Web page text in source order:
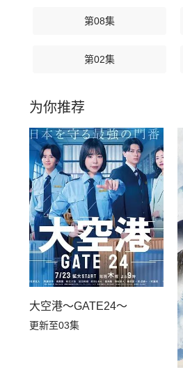
第08集
第02集
为你推荐
大空港～GATE24～
更新至03集